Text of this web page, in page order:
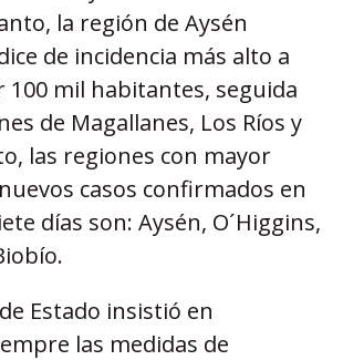
la región de Aysén
de incidencia más alto a
100 mil habitantes, seguida
de Magallanes, Los Ríos y
las regiones con mayor
casos confirmados en
días son: Aysén, O´Higgins,
Estado insistió en
las medidas de